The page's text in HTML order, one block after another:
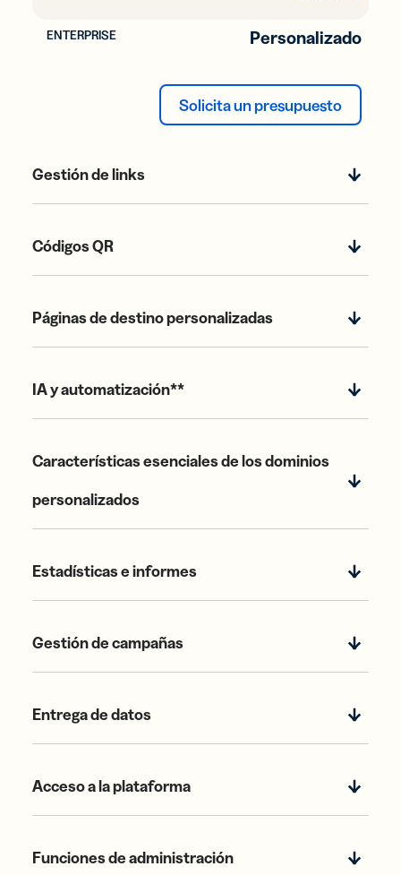
Personalizado
Solicita un presupuesto
Gestión de links
Códigos QR
Páginas de destino personalizadas
IA y automatización**
Características esenciales de los dominios
personalizados
Estadísticas e informes
Gestión de campañas
Entrega de datos
Acceso a la plataforma
Funciones de administración